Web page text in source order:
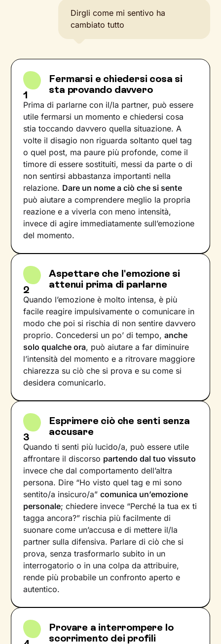
Dirgli come mi sentivo ha
cambiato tutto
1
Fermarsi e chiedersi cosa si
sta provando davvero
Prima di parlarne con il/la partner, può essere
utile fermarsi un momento e chiedersi cosa
stia toccando davvero quella situazione. A
volte il disagio non riguarda soltanto quel tag
o quel post, ma paure più profonde, come il
timore di essere sostituiti, messi da parte o di
non sentirsi abbastanza importanti nella
relazione. Dare un nome a ciò che si sente
può aiutare a comprendere meglio la propria
reazione e a viverla con meno intensità,
invece di agire immediatamente sull’emozione
del momento.
2
Aspettare che l'emozione si
attenui prima di parlarne
Quando l’emozione è molto intensa, è più
facile reagire impulsivamente o comunicare in
modo che poi si rischia di non sentire davvero
proprio. Concedersi un po’ di tempo,anche
solo qualche ora, può aiutare a far diminuire
l’intensità del momento e a ritrovare maggiore
chiarezza su ciò che si prova e su come si
desidera comunicarlo.
3
Esprimere ciò che senti senza
accusare
Quando ti senti più lucido/a, può essere utile
affrontare il discorso partendo dal tuo vissuto
invece che dal comportamento dell’altra
persona. Dire “Ho visto quel tag e mi sono
sentito/a insicuro/a”comunica un’emozione
personale; chiedere invece “Perché la tua ex ti
tagga ancora?” rischia più facilmente di
suonare come un’accusa e di mettere il/la
partner sulla difensiva. Parlare di ciò che si
prova, senza trasformarlo subito in un
interrogatorio o in una colpa da attribuire,
rende più probabile un confronto aperto e
autentico.
Provare a interrompere lo
scorrimento dei profili